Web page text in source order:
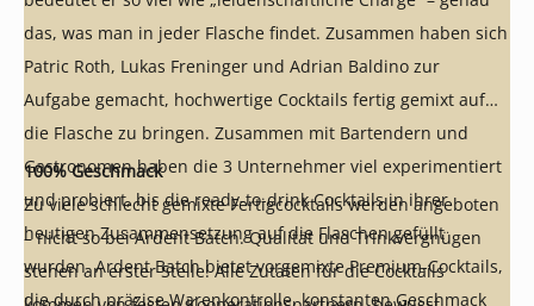
das, was man in jeder Flasche findet. Zusammen haben sich
Patric Roth, Lukas Freninger und Adrian Baldino zur
Aufgabe gemacht, hochwertige Cocktails fertig gemixt auf
die Flasche zu bringen. Zusammen mit Bartendern und
Gastronomen haben die 3 Unternehmer viel experimentiert
und probiert, bis die ready-to-drink Cocktails in ihrer
heutigen Zusammensetzung auf die Flaschen gefüllt
wurden. Ardent Batch bietet vorgemixte Premium-Cocktails,
die durch präzise Warenkontrolle, konstanten Geschmack
100% Geschmack
Zu viele schlecht gemixte Fertigcocktails werden angeboten
– nicht so bei Ardent Batch. Qualität und Trinkvergnügen
stehen an erster Stelle! Alle Zutaten für die Cocktails